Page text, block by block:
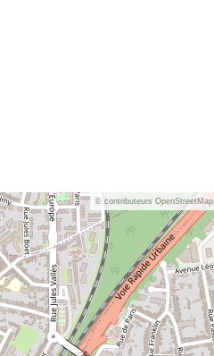
© contributeurs OpenStreetMap